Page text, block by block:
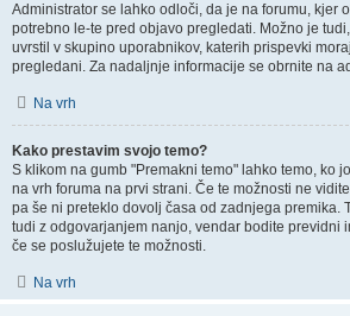
Administrator se lahko odloči, da je na forumu, kjer
potrebno le-te pred objavo pregledati. Možno je
uvrstil v skupino uporabnikov, katerih prispevki
pregledani. Za nadaljnje informacije se obrnite na
Na vrh
Kako prestavim svojo temo?
S klikom na gumb "Premakni temo" lahko temo, ko
na vrh foruma na prvi strani. Če te možnosti ne
pa še ni preteklo dovolj časa od zadnjega premika.
tudi z odgovarjanjem nanjo, vendar bodite previdni
če se poslužujete te možnosti.
Na vrh